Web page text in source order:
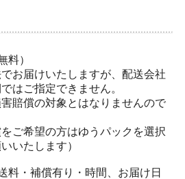
料）
お届けいたしますが、配送会社
はご指定できません。
賠償の対象とはなりませんので
をご希望の方はゆうパックを選択
いたします）
料・補償有り・時間、お届け日